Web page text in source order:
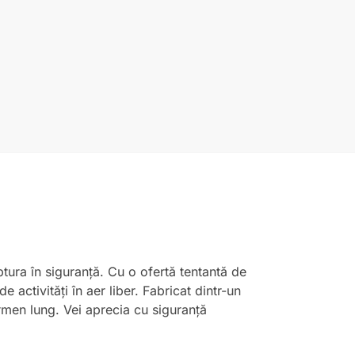
în siguranță. Cu o ofertă tentantă de
activități în aer liber. Fabricat dintr-un
lung. Vei aprecia cu siguranță